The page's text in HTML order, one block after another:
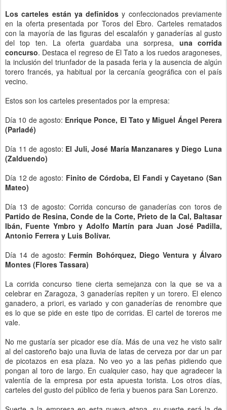
Los carteles están ya definidos y confeccionados previamente
en la oferta presentada por Toros del Ebro. Carteles rematados
con la mayoría de las figuras del escalafón y ganaderías al gusto
del top ten. La oferta guardaba una sorpresa, una corrida
concurso. Destaca el regreso de El Tato a los ruedos aragoneses,
la inclusión del triunfador de la pasada feria y la ausencia de algún
torero francés, ya habitual por la cercanía geográfica con el país
vecino.
Estos son los carteles presentados por la empresa:
Día 10 de agosto: Enrique Ponce, El Tato y Miguel Ángel Perera
(Parladé)
Día 11 de agosto: El Juli, José María Manzanares y Diego Luna
(Zalduendo)
Día 12 de agosto: Finito de Córdoba, El Fandi y Cayetano (San
Mateo)
Día 13 de agosto: Corrida concurso de ganaderías con toros de
Partido de Resina, Conde de la Corte, Prieto de la Cal, Baltasar
Ibán, Fuente Ymbro y Adolfo Martín para Juan José Padilla,
Antonio Ferrera y Luis Bolívar.
Día 14 de agosto: Fermín Bohórquez, Diego Ventura y Álvaro
Montes (Flores Tassara)
La corrida concurso tiene cierta semejanza con la que se va a
celebrar en Zaragoza, 3 ganaderías repiten y un torero. El elenco
ganadero, a priori, es variado y con ganaderías de renombre que
es lo que se pide en este tipo de corridas. El cartel de toreros me
vale.
No me gustaría ser picador ese día. Más de una vez he visto salir
al del castoreño bajo una lluvia de latas de cerveza por dar un par
de picotazos en esa plaza. No veo yo a las peñas pidiendo que
pongan al toro de largo. En cualquier caso, hay que agradecer la
valentía de la empresa por esta apuesta torista. Los otros días,
carteles del gusto del público de feria y buenos para San Lorenzo.